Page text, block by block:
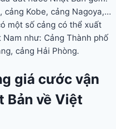
cảng Kobe, cảng Nagoya,…
một số cảng có thể xuất
như: Cảng Thành phố
cảng Hải Phòng.
giá cước vận
Bản về Việt